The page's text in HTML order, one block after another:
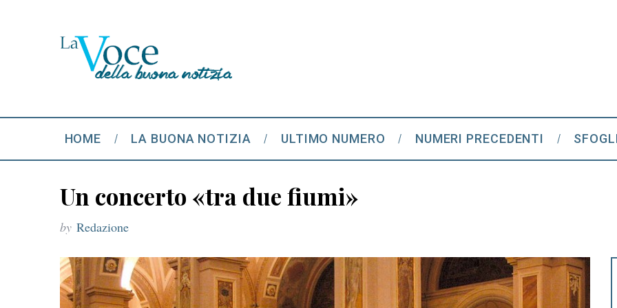
HOME LA BUONA NOTIZIA ULTIMO NUMERO NUMERI PRECEDENTI
Un concerto «tra due fiumi»
by Redazione